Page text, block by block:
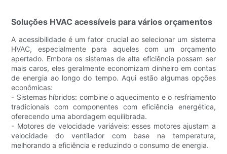
Soluções HVAC acessíveis para vários orçamentos
A acessibilidade é um fator crucial ao selecionar um sistema
HVAC, especialmente para aqueles com um orçamento
apertado. Embora os sistemas de alta eficiência possam ser
mais caros, eles geralmente economizam dinheiro em contas
de energia ao longo do tempo. Aqui estão algumas opções
econômicas:
- Sistemas híbridos: combine o aquecimento e o resfriamento
tradicionais com componentes com eficiência energética,
oferecendo uma abordagem equilibrada.
- Motores de velocidade variáveis: esses motores ajustam a
velocidade do ventilador com base na temperatura,
melhorando a eficiência e reduzindo o consumo de energia.